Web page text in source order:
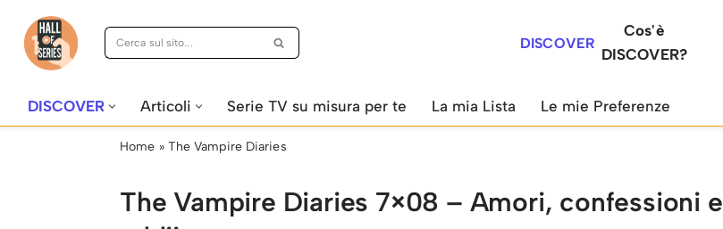
Vai
DISCOVER
Cos'è
DISCOVER?
DISCOVER Articoli Serie TV su misura per te La mia Lista Le mie Preferenze
Home » The Vampire Diaries
The Vampire Diaries 7×08 – Amori, confessioni e